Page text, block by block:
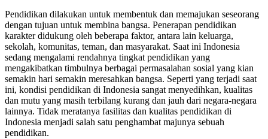
Pendidikan dilakukan untuk membentuk dan memajukan seseorang
dengan tujuan untuk membina bangsa. Penerapan pendidikan
karakter didukung oleh beberapa faktor, antara lain keluarga,
sekolah, komunitas, teman, dan masyarakat. Saat ini Indonesia
sedang mengalami rendahnya tingkat pendidikan yang
mengakibatkan timbulnya berbagai permasalahan sosial yang kian
semakin hari semakin meresahkan bangsa. Seperti yang terjadi saat
ini, kondisi pendidikan di Indonesia sangat menyedihkan, kualitas
dan mutu yang masih terbilang kurang dan jauh dari negara-negara
lainnya. Tidak meratanya fasilitas dan kualitas pendidikan di
Indonesia menjadi salah satu penghambat majunya sebuah
pendidikan.